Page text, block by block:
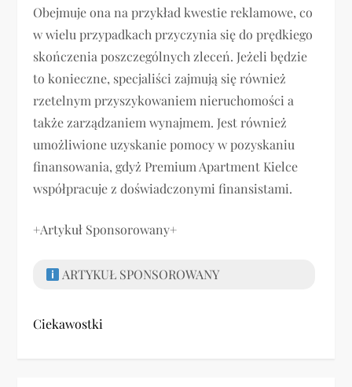
Obejmuje ona na przykład kwestie reklamowe, co
w wielu przypadkach przyczynia się do prędkiego
skończenia poszczególnych zleceń. Jeżeli będzie
to konieczne, specjaliści zajmują się również
rzetelnym przyszykowaniem nieruchomości a
także zarządzaniem wynajmem. Jest również
umożliwione uzyskanie pomocy w pozyskaniu
finansowania, gdyż Premium Apartment Kielce
współpracuje z doświadczonymi finansistami.
+Artykuł Sponsorowany+
ARTYKUŁ SPONSOROWANY
Ciekawostki